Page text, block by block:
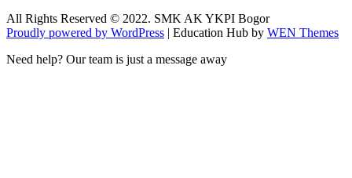
All Rights Reserved © 2022. SMK AK YKPI Bogor
Proudly powered by WordPress | Education Hub by WEN Themes
Need help? Our team is just a message away